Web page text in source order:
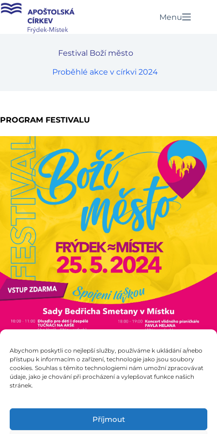
Abychom poskytli co nejlepší služby, používáme k ukládání a/nebo
přístupu k informacím o zařízení, technologie jako jsou soubory
cookies. Souhlas s těmito technologiemi nám umožní zpracovávat
údaje, jako je chování při procházení a vylepšovat funkce našich
stránek.
Příjmout
Menu
Festival Boží město
Proběhlé akce v církvi 2024
PROGRAM FESTIVALU